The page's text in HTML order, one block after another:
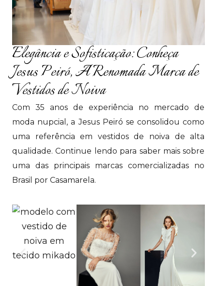
Elegância e Sofisticação: Conheça
Jesus Peiró, A Renomada Marca de
Vestidos de Noiva
Com 35 anos de experiência no mercado de
moda nupcial, a Jesus Peiró se consolidou como
uma referência em vestidos de noiva de alta
qualidade. Continue lendo para saber mais sobre
uma das principais marcas comercializadas no
Brasil por Casamarela.